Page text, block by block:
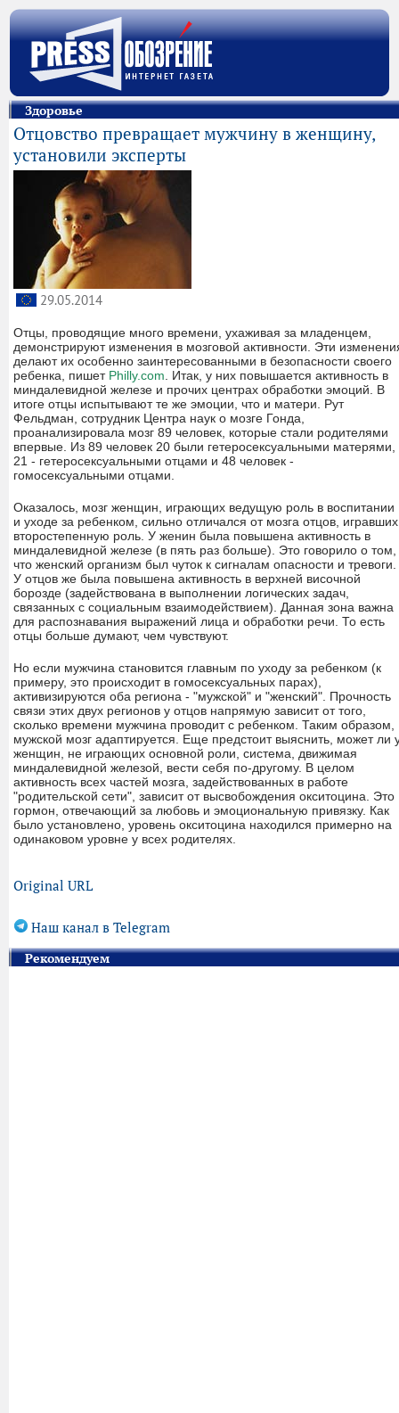
Здоровье
Отцовство превращает мужчину в женщину,
установили эксперты
29.05.2014
Отцы, проводящие много времени, ухаживая за младенцем,
демонстрируют изменения в мозговой активности. Эти
делают их особенно заинтересованными в безопасности своего
ребенка, пишет Philly.com . Итак, у них повышается активность в
миндалевидной железе и прочих центрах обработки эмоций. В
итоге отцы испытывают те же эмоции, что и матери. Рут
Фельдман, сотрудник Центра наук о мозге Гонда,
проанализировала мозг 89 человек, которые стали родителями
впервые. Из 89 человек 20 были гетеросексуальными матерями,
21 - гетеросексуальными отцами и 48 человек -
гомосексуальными отцами.
Оказалось, мозг женщин, играющих ведущую роль в воспитании
и уходе за ребенком, сильно отличался от мозга отцов, игравших
второстепенную роль. У женин была повышена активность в
миндалевидной железе (в пять раз больше). Это говорило о том,
что женский организм был чуток к сигналам опасности и тревоги.
У отцов же была повышена активность в верхней височной
борозде (задействована в выполнении логических задач,
связанных с социальным взаимодействием). Данная зона важна
для распознавания выражений лица и обработки речи. То есть
отцы больше думают, чем чувствуют.
Но если мужчина становится главным по уходу за ребенком (к
примеру, это происходит в гомосексуальных парах),
активизируются оба региона - "мужской" и "женский". Прочность
связи этих двух регионов у отцов напрямую зависит от того,
сколько времени мужчина проводит с ребенком. Таким образом,
мужской мозг адаптируется. Еще предстоит выяснить, может ли
женщин, не играющих основной роли, система, движимая
миндалевидной железой, вести себя по-другому. В целом
активность всех частей мозга, задействованных в работе
"родительской сети", зависит от высвобождения окситоцина. Это
гормон, отвечающий за любовь и эмоциональную привязку. Как
было установлено, уровень окситоцина находился примерно на
одинаковом уровне у всех родителях.
Original URL
Наш канал в Telegram
Рекомендуем